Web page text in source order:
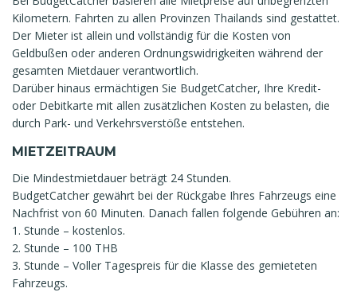
Kilometern. Fahrten zu allen Provinzen Thailands sind gestattet.
Der Mieter ist allein und vollständig für die Kosten von
Geldbußen oder anderen Ordnungswidrigkeiten während der
gesamten Mietdauer verantwortlich.
Darüber hinaus ermächtigen Sie BudgetCatcher, Ihre Kredit-
oder Debitkarte mit allen zusätzlichen Kosten zu belasten, die
durch Park- und Verkehrsverstöße entstehen.
MIETZEITRAUM
Die Mindestmietdauer beträgt 24 Stunden.
BudgetCatcher gewährt bei der Rückgabe Ihres Fahrzeugs eine
Nachfrist von 60 Minuten. Danach fallen folgende Gebühren an:
1. Stunde – kostenlos.
2. Stunde – 100 THB
3. Stunde – Voller Tagespreis für die Klasse des gemieteten
Fahrzeugs.